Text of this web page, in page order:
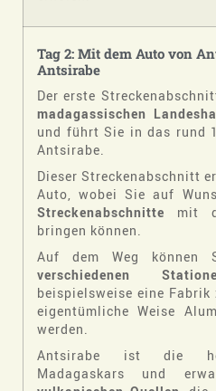
Tag 2: Mit dem Auto von
Antsirabe
Der erste
madagassischen
und führt Sie in das rund
Antsirabe.
Dieser Streckenabschnitt
Auto, wobei Sie auf
Streckenabschnitte mit
bringen können.
Auf dem Weg können
verschiedenen
beispielsweise eine
eigentümliche Weise
werden.
Antsirabe ist die
Madagaskars und